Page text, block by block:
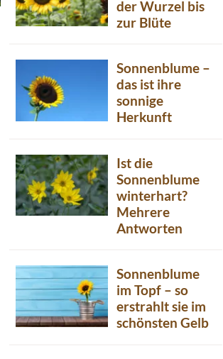
der Wurzel bis
zur Blüte
Sonnenblume –
das ist ihre
sonnige
Herkunft
Ist die
Sonnenblume
winterhart?
Mehrere
Antworten
Sonnenblume
im Topf – so
erstrahlt sie im
schönsten Gelb